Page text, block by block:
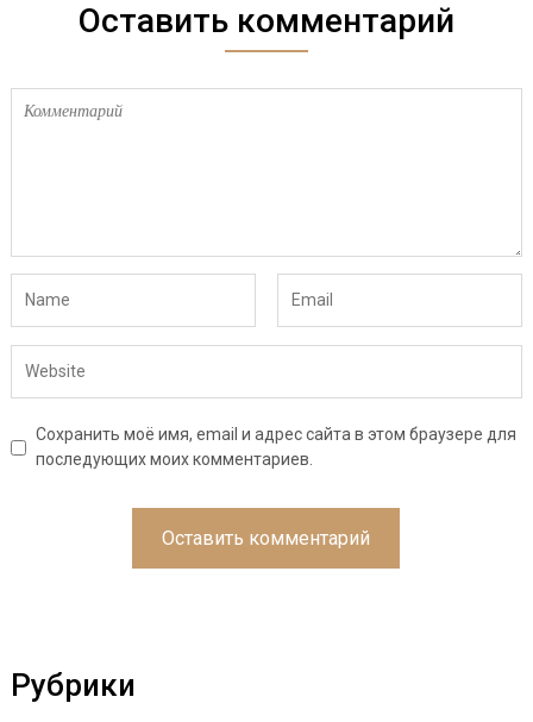
Оставить комментарий
Сохранить моё имя, email и адрес сайта в этом браузере для
последующих моих комментариев.
Рубрики